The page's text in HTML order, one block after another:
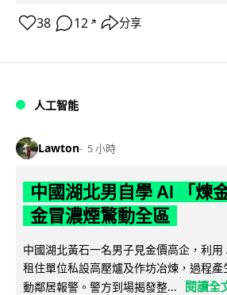
38 12 ↗ 分享
人工智能
Lawton 5 小時
中國湖北男自學 AI 「煉
金冒濃煙驚動全區
中國湖北黃石一名男子見金價高企，利
租住單位私設高壓爐及作坊冶煉，過程
動鄰居報警。警方到場揭發整...
閱讀全